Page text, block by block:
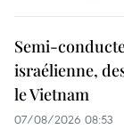
Semi-
israélienne,
le Vietnam
07/08/2026 08:53